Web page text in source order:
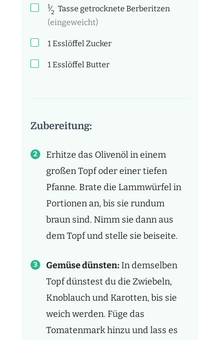
1⁄2 Tasse getrocknete Berberitzen
(eingeweicht)
1EsslöffelZucker
1EsslöffelButter
Zubereitung:
Erhitze das Olivenöl in einem
großen Topf oder einer tiefen
Pfanne. Brate die Lammwürfel in
Portionen an, bis sie rundum
braun sind. Nimm sie dann aus
dem Topf und stelle sie beiseite.
Gemüse dünsten: In demselben
Topf dünstest du die Zwiebeln,
Knoblauch und Karotten, bis sie
weich werden. Füge das
Tomatenmark hinzu und lass es